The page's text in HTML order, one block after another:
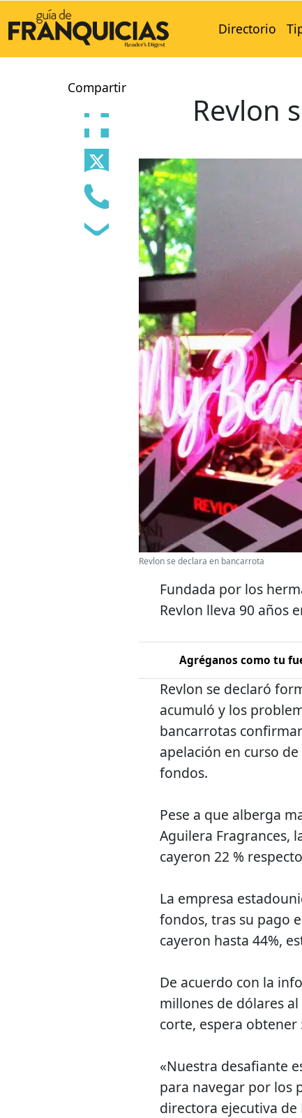
Directorio
Compartir
Revlon
Revlon se declara en bancarrota
Fundada por los
Revlon lleva 90 años
Agréganos como tu
Revlon se declaró
acumuló y los
bancarrotas
apelación en curso
fondos.
Pese a que alberga
Aguilera Fragrances,
cayeron 22 %
La empresa
fondos, tras su pago
cayeron hasta 44%,
De acuerdo con la
millones de dólares
corte, espera
«Nuestra desafiante
para navegar por los
directora ejecutiva